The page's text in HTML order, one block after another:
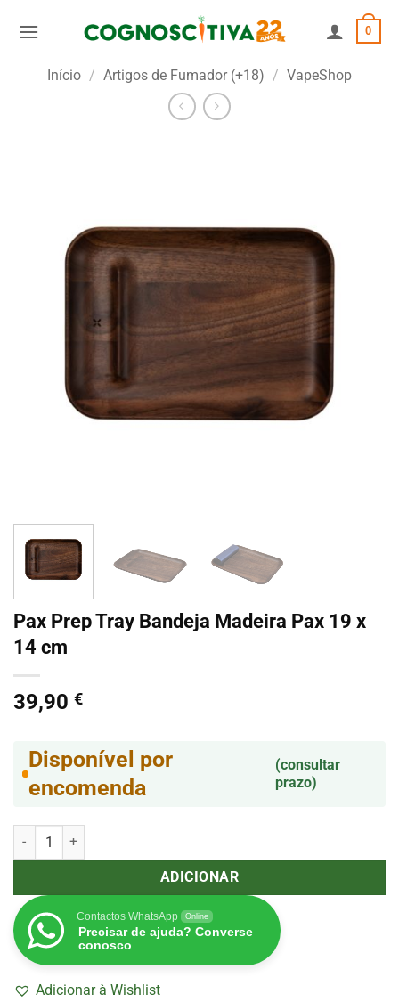
0
Início / Artigos de Fumador (+18) / VapeShop
Pax Prep Tray Bandeja Madeira Pax 19 x
14 cm
39,90 €
Disponível por
encomenda
(consultar
prazo)
Quantidade de Pax Prep Tray Bandeja Madeira Pax 19 x 14 cm
ADICIONAR
Contactos WhatsApp Online
Precisar de ajuda? Converse
conosco
Adicionar à Wishlist